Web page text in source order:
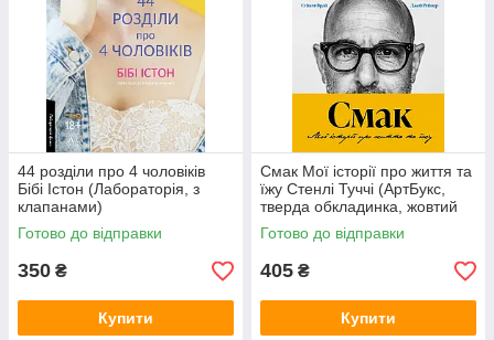
44 розділи про 4 чоловіків
Бібі Істон (Лабораторія, з
клапанами)
Готово до відправки
350 ₴
Купити
Смак Мої історії про життя та
їжу Стенлі Туччі (АртБукс,
тверда обкладинка, жовтий
зріз)
Готово до відправки
405 ₴
Купити